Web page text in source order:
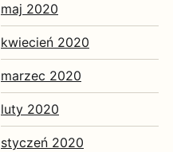
maj 2020
kwiecień 2020
marzec 2020
luty 2020
styczeń 2020